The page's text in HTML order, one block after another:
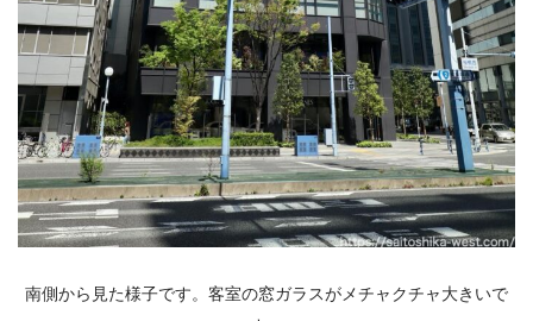
南側から見た様子です。客室の窓ガラスがメチャクチャ大きいで